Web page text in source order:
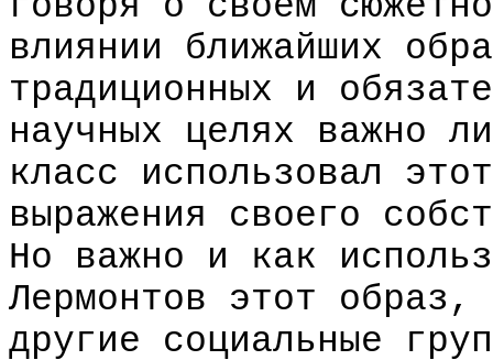
влиянии ближайших
традиционных и
научных целях важно
класс использовал
выражения своего
Но важно и как
Лермонтов этот образ,
другие социальные